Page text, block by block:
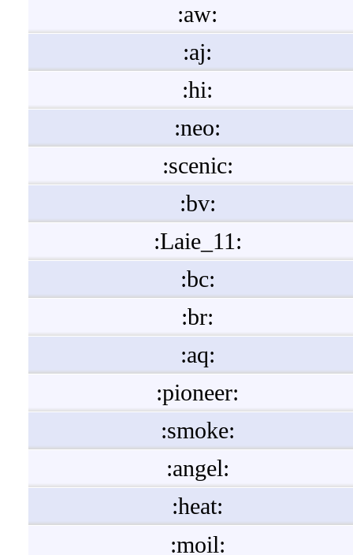
:aw:
:aj:
:hi:
:neo:
:scenic:
:bv:
:Laie_11:
:bc:
:br:
:aq:
:pioneer:
:smoke:
:angel:
:heat:
:moil: